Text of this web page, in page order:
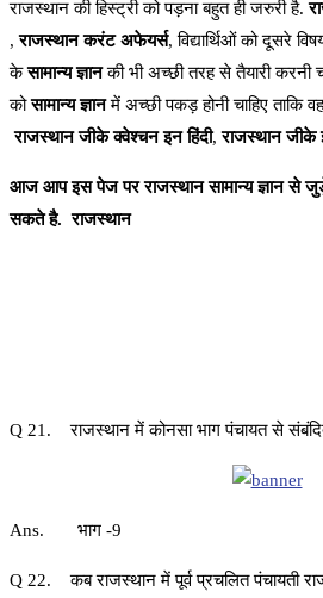
राजस्थान की हिस्ट्री को पड़ना बहुत ही जरुरी है.
,राजस्थानकरंटअफेयर्स, विद्यार्थिओं को दूसरे
केसामान्यज्ञानकी भी अच्छी तरह से तैयारी
कोसामान्यज्ञानमें अच्छी पकड़ होनी चाहिए ताकि
राजस्थानजीकेक्वेश्चनइनहिंदी,राजस्थानजीके
आज आप इस पेज पर राजस्थान सामान्य ज्ञान से
सकते है. राजस्थान
Q 21. राजस्थान में कोनसा भाग पंचायत से
Ans. भाग -9
Q 22. कब राजस्थान में पूर्व प्रचलित पंचायती